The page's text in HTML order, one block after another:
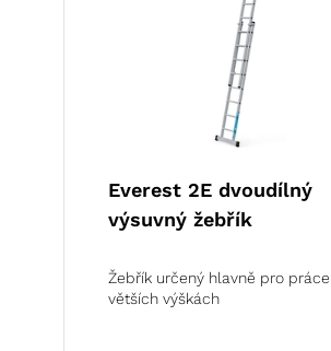
Everest 2E dvoudílný
výsuvný žebřík
Žebřík určený hlavně pro
větších výškách